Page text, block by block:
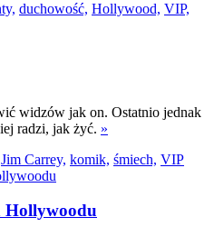
duchowość, Hollywood, VIP,
widzów jak on. Ostatnio jednak
radzi, jak żyć. »
Jim Carrey, komik, śmiech, VIP
Hollywoodu